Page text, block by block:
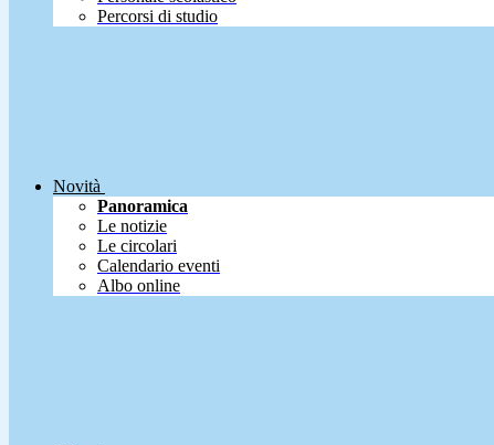
Percorsi di studio
Novità
Panoramica
Le notizie
Le circolari
Calendario eventi
Albo online